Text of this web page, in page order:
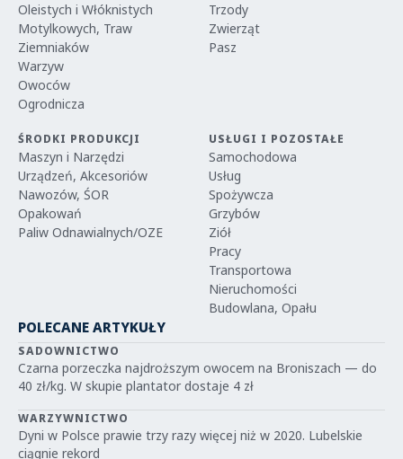
Oleistych i Włóknistych
Motylkowych, Traw
Ziemniaków
Warzyw
Owoców
Ogrodnicza
Trzody
Zwierząt
Pasz
ŚRODKI PRODUKCJI
Maszyn i Narzędzi
Urządzeń, Akcesoriów
Nawozów, ŚOR
Opakowań
Paliw Odnawialnych/OZE
USŁUGI I POZOSTAŁE
Samochodowa
Usług
Spożywcza
Grzybów
Ziół
Pracy
Transportowa
Nieruchomości
Budowlana, Opału
POLECANE ARTYKUŁY
SADOWNICTWO
Czarna porzeczka najdroższym owocem na Broniszach — do
40 zł/kg. W skupie plantator dostaje 4 zł
WARZYWNICTWO
Dyni w Polsce prawie trzy razy więcej niż w 2020. Lubelskie
ciągnie rekord